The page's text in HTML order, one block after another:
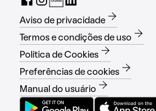
Aviso de privacidade
Termos e condições de uso
Política de Cookies
Preferências de cookies
Manual do usuário